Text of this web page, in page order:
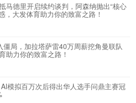
马德里开启续约谈判，阿森纳抛出“核心
，大发体育助力你的致富之路！
僵局，加拉塔萨雷40万周薪挖角曼联队
助力你的致富之路！
AI模拟百万次后得出华人选手问鼎主赛冠